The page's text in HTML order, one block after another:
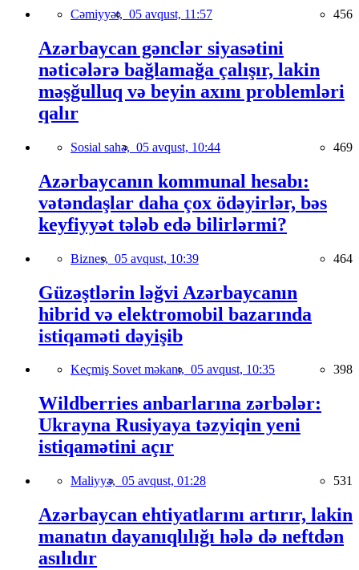
Cəmiyyət, 05 avqust, 11:57 456
Azərbaycan gənclər siyasətini
nəticələrə bağlamağa çalışır, lakin
məşğulluq və beyin axını problemləri
qalır
Sosial sahə, 05 avqust, 10:44 469
Azərbaycanın kommunal hesabı:
vətəndaşlar daha çox ödəyirlər, bəs
keyfiyyət tələb edə bilirlərmi?
Biznes, 05 avqust, 10:39 464
Güzəştlərin ləğvi Azərbaycanın
hibrid və elektromobil bazarında
istiqaməti dəyişib
Keçmiş Sovet məkanı, 05 avqust, 10:35 398
Wildberries anbarlarına zərbələr:
Ukrayna Rusiyaya təzyiqin yeni
istiqamətini açır
Maliyyə, 05 avqust, 01:28 531
Azərbaycan ehtiyatlarını artırır, lakin
manatın dayanıqlılığı hələ də neftdən
asılıdır